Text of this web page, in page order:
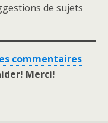
de sujets
commentaires
Merci!